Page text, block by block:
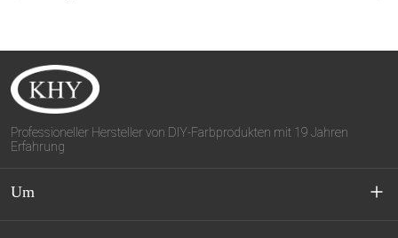
Professioneller Hersteller von DIY-Farbprodukten mit 19 Jahren
Erfahrung
Um